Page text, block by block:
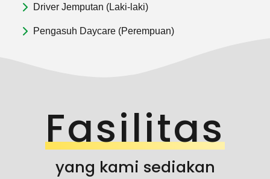
Driver Jemputan (Laki-laki)
Pengasuh Daycare (Perempuan)
Fasilitas
yang kami sediakan